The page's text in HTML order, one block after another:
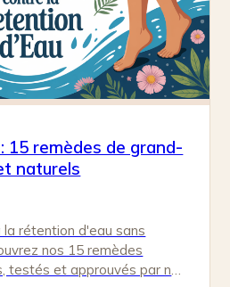
15 remèdes de grand-
naturels
la rétention d'eau sans
nos 15 remèdes
testés et approuvés par nos